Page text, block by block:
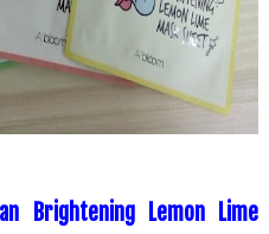
Brightening Lemon Lime